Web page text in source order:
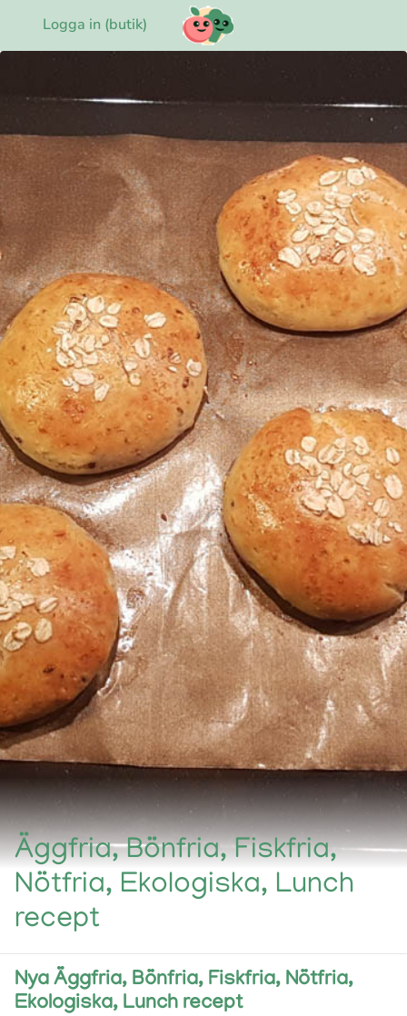
Logga in (butik)
Äggfria, Bönfria, Fiskfria,
Nötfria, Ekologiska, Lunch
recept
Nya Äggfria, Bönfria, Fiskfria, Nötfria,
Ekologiska, Lunch recept